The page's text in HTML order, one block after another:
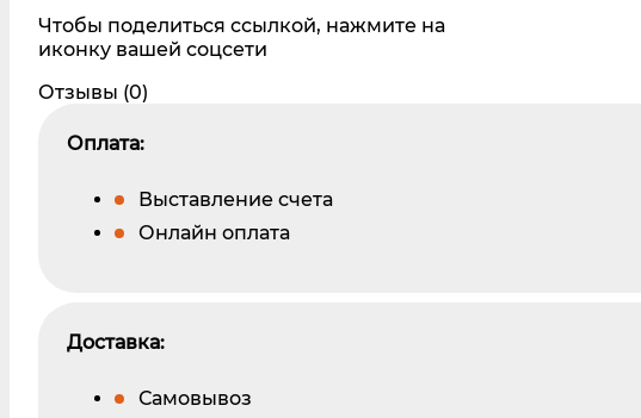
Чтобы поделиться ссылкой, нажмите на
иконку вашей соцсети
Отзывы (0)
Оплата:
Выставление счета
Онлайн оплата
Доставка:
Самовывоз